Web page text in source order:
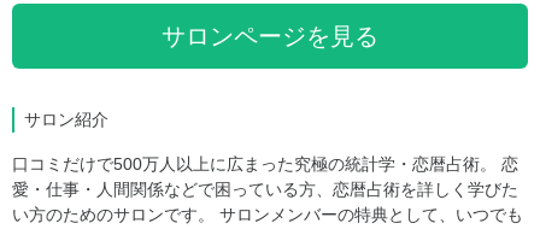
サロンページを見る
サロン紹介
口コミだけで500万人以上に広まった究極の統計学・恋暦占術。 恋
愛・仕事・人間関係などで困っている方、恋暦占術を詳しく学びた
い方のためのサロンです。 サロンメンバーの特典として、いつでも